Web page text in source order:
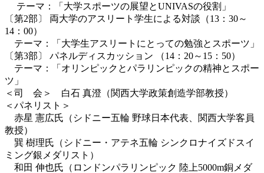
テーマ：「大学スポーツの展望とUNIVASの役割」
〔第2部〕 両大学のアスリート学生による対談（13：30～
14：00）
テーマ：「大学生アスリートにとっての勉強とスポーツ」
〔第3部〕 パネルディスカッション （14：20～15：50）
テーマ：「オリンピックとパラリンピックの精神とスポー
ツ」
＜司 会＞ 白石 真澄（関西大学政策創造学部教授）
＜パネリスト＞
赤星 憲広氏（シドニー五輪 野球日本代表、関西大学客員
教授）
巽 樹理氏（シドニー・アテネ五輪 シンクロナイズドスイ
ミング銀メダリスト）
和田 伸也氏（ロンドンパラリンピック 陸上5000m銅メダ